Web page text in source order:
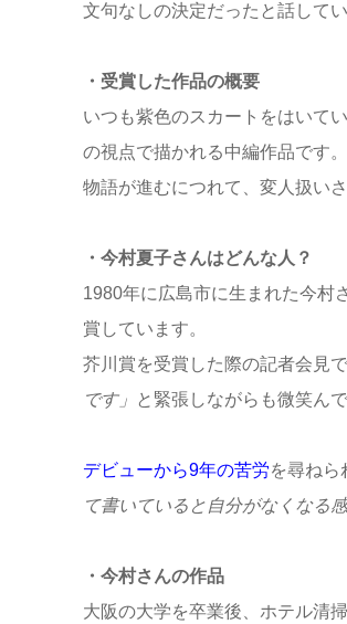
文句なしの決定だったと話してい
・受賞した作品の概要
いつも紫色のスカートをはいて
の視点で描かれる中編作品です。
物語が進むにつれて、変人扱い
・今村夏子さんはどんな人？
1980年に広島市に生まれた今村
賞しています。
芥川賞を受賞した際の記者会見で
です」
と緊張しながらも微笑んで
デビューから9年の苦労を尋ねら
て書いていると自分がなくなる
・今村さんの作品
大阪の大学を卒業後、ホテル清